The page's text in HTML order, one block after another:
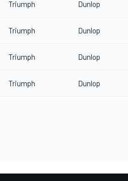
Triumph Dunlop
Triumph Dunlop
Triumph Dunlop
Triumph Dunlop